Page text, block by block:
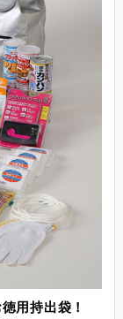
用持出袋！